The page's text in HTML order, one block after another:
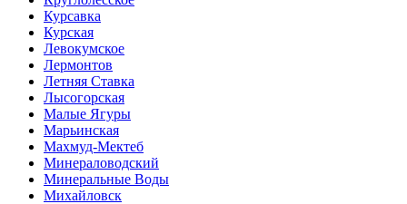
Курсавка
Курская
Левокумское
Лермонтов
Летняя Ставка
Лысогорская
Малые Ягуры
Марьинская
Махмуд-Мектеб
Минераловодский
Минеральные Воды
Михайловск